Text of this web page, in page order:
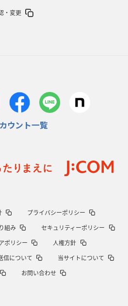
「湧き出る」パスでトライ量産
ルディケ「15番はゲームドライバ
・変更
ウント一覧
プライバシーポリシー
組み
セキュリティーポリシー
ポリシー
人権方針
信について
当サイトについて
お問い合わせ